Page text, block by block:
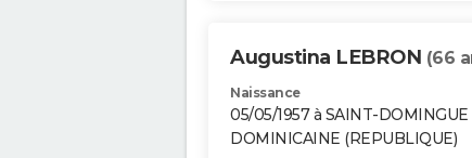
Augustina LEBRON (66
Naissance
05/05/1957 à SAINT-DOMINGUE
DOMINICAINE (REPUBLIQUE)